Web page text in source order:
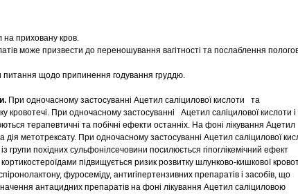
на приховану кров.
може призвести до переношування вагітності та послаблення
щодо припинення годування груддю.
При одночасному застосуванні Ацетил саліцилової кислоти та
кровотечі. При одночасному застосуванні Ацетил саліцилової кислоти і
терапевтичні та побічні ефекти останніх. На фоні лікування Ацетил
дія метотрексату. При одночасному застосуванні Ацетил саліцилової
групи похідних сульфонілсечовини посилюється гіпоглікемічний ефект
підвищується ризик розвитку шлунково-кишкової
фуросеміду, антигіпертензивних препаратів і засобів, що
антацидних препаратів на фоні лікування Ацетил саліциловою